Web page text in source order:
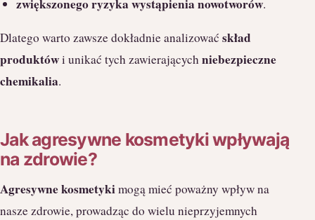
zwiększonego ryzyka wystąpienia nowotworów.
Dlatego warto zawsze dokładnie analizować skład
produktówi unikać tych zawierającychniebezpieczne
chemikalia.
Jak agresywne kosmetyki wpływają
na zdrowie?
Agresywne kosmetykimogą mieć poważny wpływ na
nasze zdrowie, prowadząc do wielu nieprzyjemnych